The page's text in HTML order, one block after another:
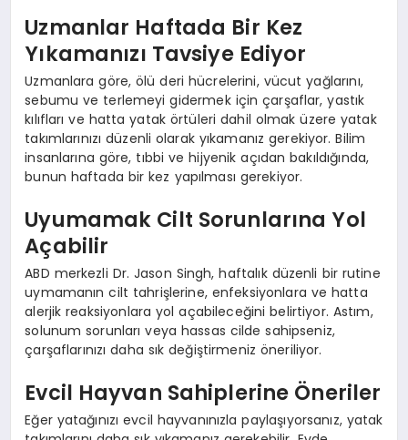
Uzmanlar Haftada Bir Kez
Yıkamanızı Tavsiye Ediyor
Uzmanlara göre, ölü deri hücrelerini, vücut yağlarını,
sebumu ve terlemeyi gidermek için çarşaflar, yastık
kılıfları ve hatta yatak örtüleri dahil olmak üzere yatak
takımlarınızı düzenli olarak yıkamanız gerekiyor. Bilim
insanlarına göre, tıbbi ve hijyenik açıdan bakıldığında,
bunun haftada bir kez yapılması gerekiyor.
Uyumamak Cilt Sorunlarına Yol
Açabilir
ABD merkezli Dr. Jason Singh, haftalık düzenli bir rutine
uymamanın cilt tahrişlerine, enfeksiyonlara ve hatta
alerjik reaksiyonlara yol açabileceğini belirtiyor. Astım,
solunum sorunları veya hassas cilde sahipseniz,
çarşaflarınızı daha sık değiştirmeniz öneriliyor.
Evcil Hayvan Sahiplerine Öneriler
Eğer yatağınızı evcil hayvanınızla paylaşıyorsanız, yatak